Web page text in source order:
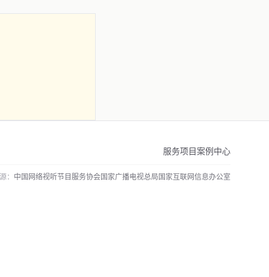
服务项目案例中心
： 中国网络视听节目服务协会国家广播电视总局国家互联网信息办公室